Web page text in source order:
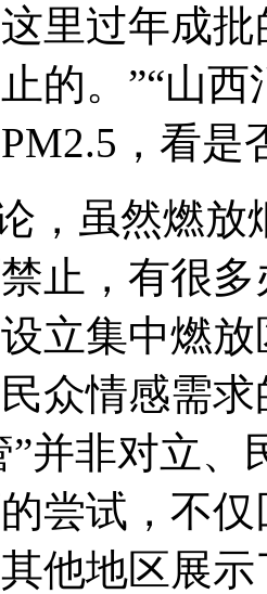
里过年成
的。”“山
，看是
，虽然燃放
止，有很
立集中燃
众情感需
”并非对立
尝试，不
他地区展